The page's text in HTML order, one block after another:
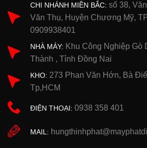
CHI NHÁNH MIỀN BẮC: số 38,
Văn Thụ, Huyện Chương Mỹ,
0909938401
NHÀ MÁY: Khu Công Nghiệp Gò
Thành , Tỉnh Đồng Nai
KHO: 273 Phan Văn Hớn, Bà
Tp,HCM
ĐIỆN THOẠI: 0938 358 401
MAIL: